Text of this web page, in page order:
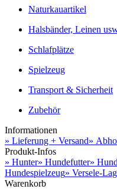
Naturkauartikel
Halsbänder, Leinen
Schlafplätze
Spielzeug
Transport & Sicherheit
Zubehör
Informationen
» Lieferung + Versand»
Produkt-Infos
» Hunter» Hundefutter»
Hundespielzeug» Versele-
Warenkorb